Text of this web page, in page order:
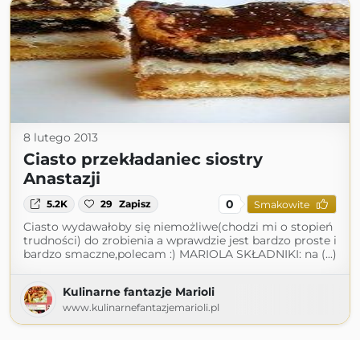
8 lutego 2013
Ciasto przekładaniec siostry
Anastazji
5.2K 29 Zapisz 0 Smakowite
Ciasto wydawałoby się niemożliwe(chodzi mi o stopień
trudności) do zrobienia a wprawdzie jest bardzo proste i
bardzo smaczne,polecam :) MARIOLA SKŁADNIKI: na (...)
Kulinarne fantazje Marioli
www.kulinarnefantazjemarioli.pl